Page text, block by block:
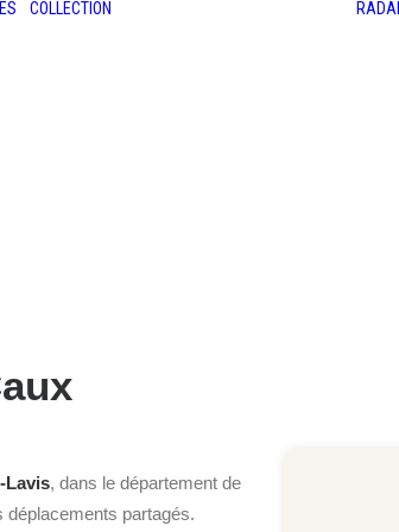
COLLECTION
Lavis, dans le département de
déplacements partagés.